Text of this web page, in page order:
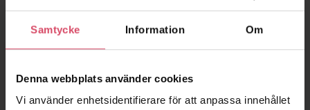
Samtycke Information Om
Denna webbplats använder cookies
Vi använder enhetsidentifierare för att anpassa innehållet